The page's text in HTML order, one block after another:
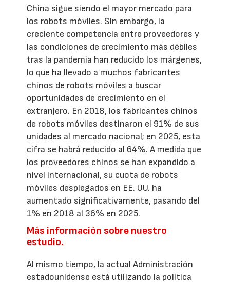
China sigue siendo el mayor mercado para
los robots móviles. Sin embargo, la
creciente competencia entre proveedores y
las condiciones de crecimiento más débiles
tras la pandemia han reducido los márgenes,
lo que ha llevado a muchos fabricantes
chinos de robots móviles a buscar
oportunidades de crecimiento en el
extranjero. En 2018, los fabricantes chinos
de robots móviles destinaron el 91% de sus
unidades al mercado nacional; en 2025, esta
cifra se habrá reducido al 64%. A medida que
los proveedores chinos se han expandido a
nivel internacional, su cuota de robots
móviles desplegados en EE. UU. ha
aumentado significativamente, pasando del
1% en 2018 al 36% en 2025.
Más información sobre nuestro
estudio.
Al mismo tiempo, la actual Administración
estadounidense está utilizando la política